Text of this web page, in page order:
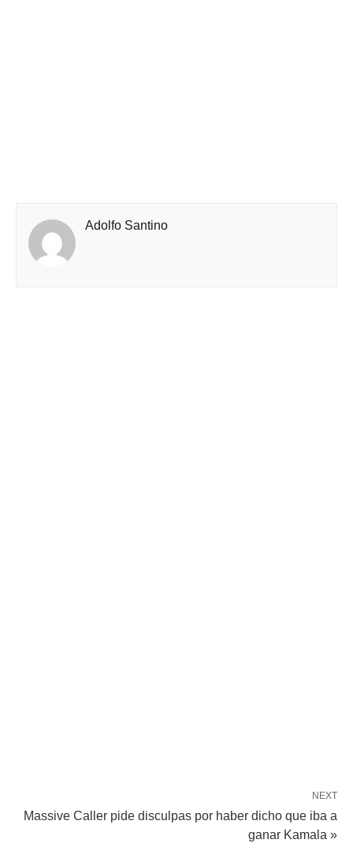
Adolfo Santino
NEXT
Massive Caller pide disculpas por haber dicho que iba a
ganar Kamala »